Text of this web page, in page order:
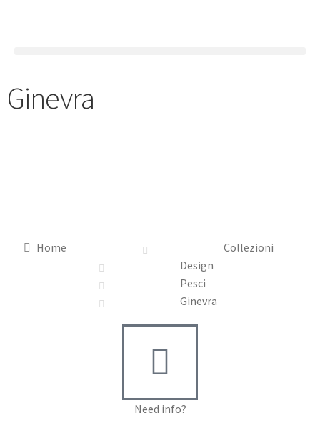
Ginevra
Home
Collezioni
Design
Pesci
Ginevra
Need info?